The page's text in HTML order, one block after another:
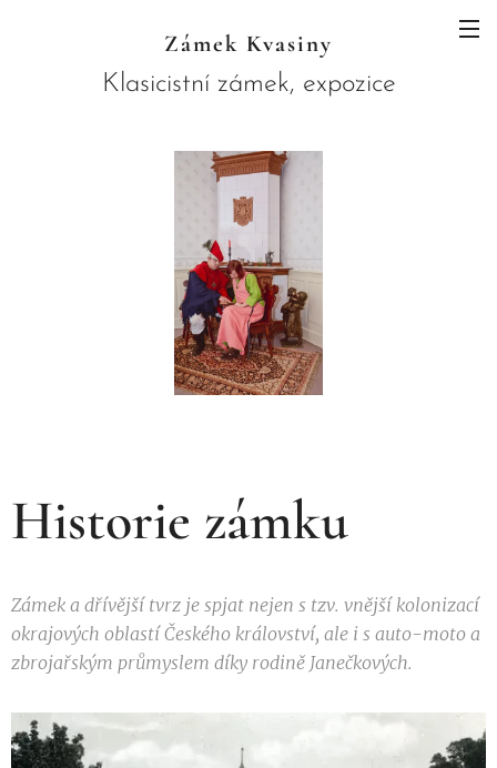
Zámek Kvasiny
Klasicistní zámek, expozice
horami
Historie zámku
Zámek a dřívější tvrz je spjat nejen s tzv. vnější kolonizací
okrajových oblastí Českého království, ale i s auto-moto a
zbrojařským průmyslem díky rodině Janečkových.